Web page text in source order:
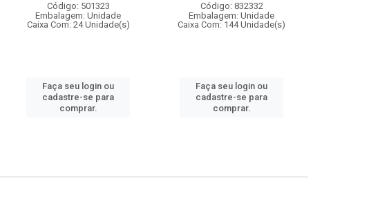
Código: 501323
Embalagem: Unidade
Caixa Com: 24 Unidade(s)
Faça seu login ou
cadastre-se para
comprar.
Código: 832332
Embalagem: Unidade
Caixa Com: 144 Unidade(s)
Faça seu login ou
cadastre-se para
comprar.